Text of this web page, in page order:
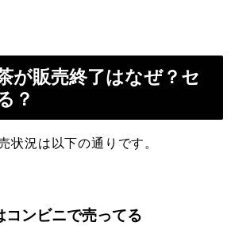
が販売終了はなぜ？セ
？
状況は以下の通りです。
コンビニで売ってる